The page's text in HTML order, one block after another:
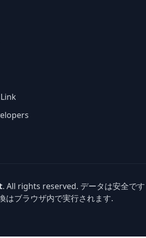
. All rights reserved. データは安全です
はブラウザ内で実行されます.